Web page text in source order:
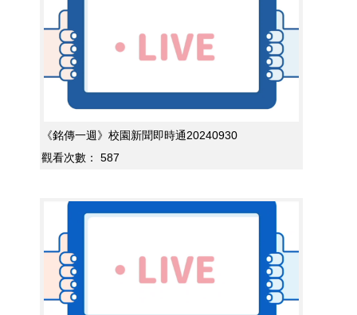
《銘傳一週》校園新聞即時通20240930
觀看次數：
587